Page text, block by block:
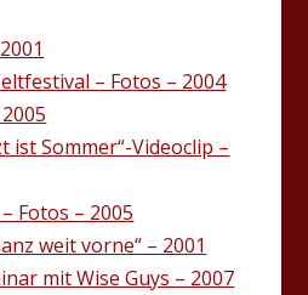
– Fotos – 2004
ist Sommer“-Videoclip –
Fotos – 2005
weit vorne“ – 2001
mit Wise Guys – 2007